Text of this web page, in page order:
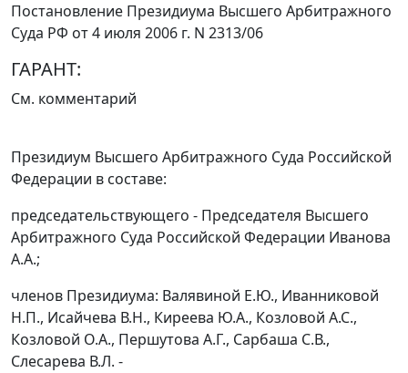
Постановление Президиума Высшего Арбитражного
Суда РФ от 4 июля 2006 г. N 2313/06
ГАРАНТ:
См. комментарий
Президиум Высшего Арбитражного Суда Российской
Федерации в составе:
председательствующего - Председателя Высшего
Арбитражного Суда Российской Федерации Иванова
А.А.;
членов Президиума: Валявиной Е.Ю., Иванниковой
Н.П., Исайчева В.Н., Киреева Ю.А., Козловой А.С.,
Козловой О.А., Першутова А.Г., Сарбаша С.В.,
Слесарева В.Л. -